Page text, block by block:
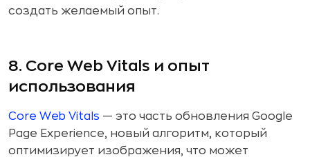
создать желаемый опыт.
8. Core Web Vitals и опыт
использования
Core Web Vitals — это часть обновления Google
Page Experience, новый алгоритм, который
оптимизирует изображения, что может